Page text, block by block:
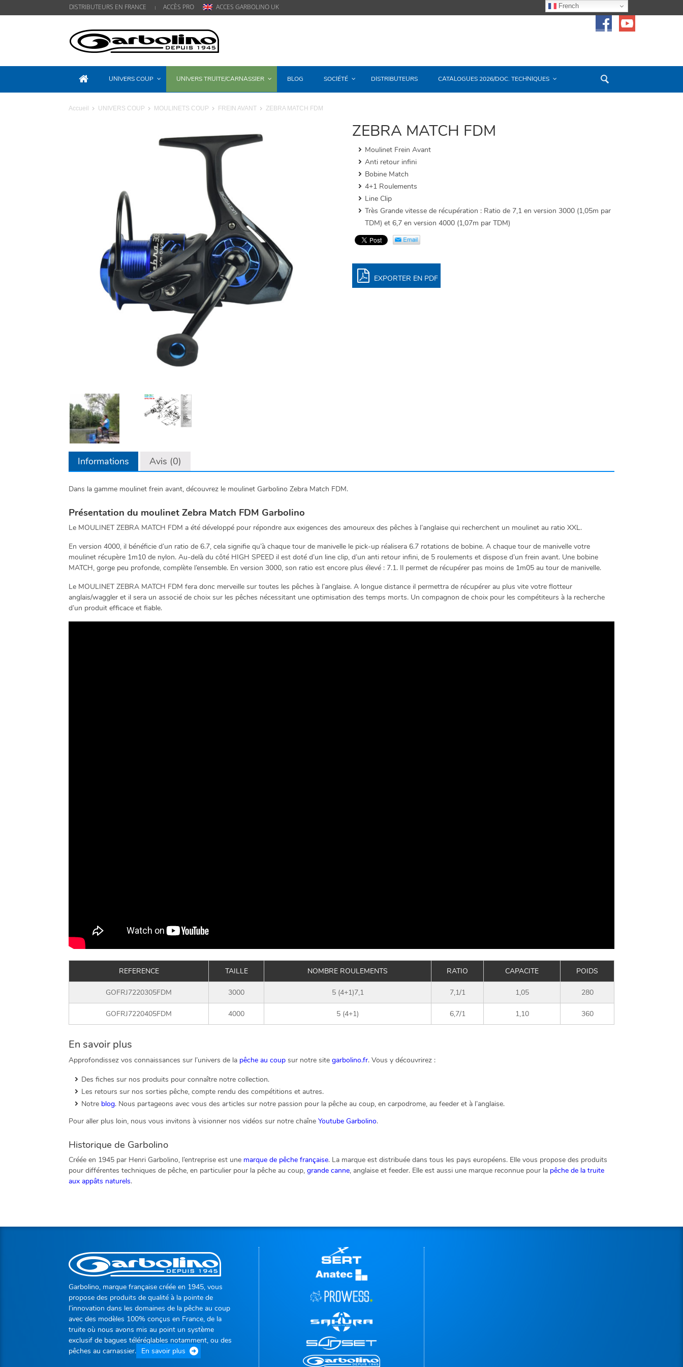
DISTRIBUTEURS EN FRANCE ACCÈS PRO ACCES GARBOLINO UK
UNIVERS COUP UNIVERS TRUITE/CARNASSIER BLOG SOCIÉTÉ DISTRIBUTEURS CATALOGUES 2026/DOC. TECHNIQUES
Accueil UNIVERS COUP MOULINETS COUP FREIN AVANT ZEBRA MATCH FDM
ZEBRA MATCH FDM
Moulinet Frein Avant
Anti retour infini
Bobine Match
4+1 Roulements
Line Clip
Très Grande vitesse de récupération : Ratio de 7,1 en version 3000 (1,05m par
TDM) et 6,7 en version 4000 (1,07m par TDM)
EXPORTER EN PDF
Informations Avis (0)
Dans la gamme moulinet frein avant, découvrez le moulinet Garbolino Zebra Match FDM.
Présentation du moulinet Zebra Match FDM Garbolino
Le MOULINET ZEBRA MATCH FDM a été développé pour répondre aux exigences des amoureux des pêches à l’anglaise qui recherchent un moulinet au ratio XXL.
En version 4000, il bénéficie d’un ratio de 6.7, cela signifie qu’à chaque tour de manivelle le pick-up réalisera 6.7 rotations de bobine. A chaque tour de manivelle votre
moulinet récupère 1m10 de nylon. Au-delà du côté HIGH SPEED il est doté d’un line clip, d’un anti retour infini, de 5 roulements et dispose d’un frein avant. Une bobine
MATCH, gorge peu profonde, complète l’ensemble. En version 3000, son ratio est encore plus élevé : 7.1. Il permet de récupérer pas moins de 1m05 au tour de manivelle.
Le MOULINET ZEBRA MATCH FDM fera donc merveille sur toutes les pêches à l’anglaise. A longue distance il permettra de récupérer au plus vite votre flotteur
anglais/waggler et il sera un associé de choix sur les pêches nécessitant une optimisation des temps morts. Un compagnon de choix pour les compétiteurs à la recherche
d’un produit efficace et fiable.
REFERENCE TAILLE NOMBRE ROULEMENTS RATIO CAPACITE POIDS
GOFRJ7220305FDM 3000 5 (4+1)7,1 7,1/1 1,05 280
GOFRJ7220405FDM 4000 5 (4+1) 6,7/1 1,10 360
En savoir plus
Approfondissez vos connaissances sur l’univers de la pêche au coup sur notre site garbolino.fr. Vous y découvrirez :
Des fiches sur nos produits pour connaître notre collection.
Les retours sur nos sorties pêche, compte rendu des compétitions et autres.
Notre blog. Nous partageons avec vous des articles sur notre passion pour la pêche au coup, en carpodrome, au feeder et à l’anglaise.
Pour aller plus loin, nous vous invitons à visionner nos vidéos sur notre chaîne Youtube Garbolino.
Historique de Garbolino
Créée en 1945 par Henri Garbolino, l’entreprise est une marque de pêche française. La marque est distribuée dans tous les pays européens. Elle vous propose des produits
pour différentes techniques de pêche, en particulier pour la pêche au coup, grande canne, anglaise et feeder. Elle est aussi une marque reconnue pour la pêche de la truite
aux appâts naturels.
Garbolino, marque française créée en 1945, vous
propose des produits de qualité à la pointe de
l’innovation dans les domaines de la pêche au coup
avec des modèles 100% conçus en France, de la
truite où nous avons mis au point un système
exclusif de bagues téléréglables notamment, ou des
pêches au carnassier. En savoir plus
French